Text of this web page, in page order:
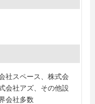
社スペース、株式会
会社アズ、その他設
会社多数